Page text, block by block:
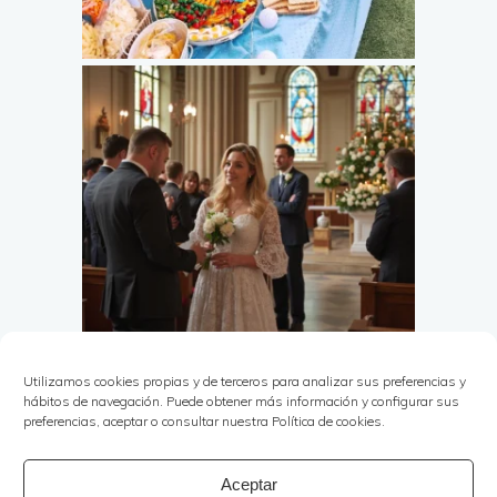
Utilizamos cookies propias y de terceros para analizar sus preferencias y
hábitos de navegación. Puede obtener más información y configurar sus
preferencias, aceptar o consultar nuestra Política de cookies.
Aceptar